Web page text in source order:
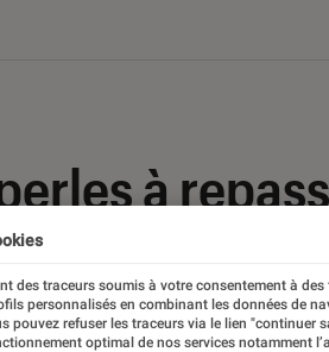
à
des traceurs soumis à votre consentement à
personnalisés en combinant les données de
pouvez refuser les traceurs via le lien "continuer
optimal de nos services notamment